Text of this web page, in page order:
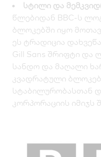
სტილი და
წლებიდან BBC-ს
ბლოკებში იყო
ეს ტრადიცია
Gill Sans შრიფტი და
სანდო და მაღალი
კვადრატული
სტაბილურობასთან
კორპორაციის იმიჯს